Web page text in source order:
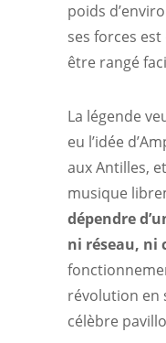
poids
ses forces est
être rangé
La légende
eu l’idée
aux Antilles,
musique
dépendre
ni réseau, ni
révolution en
célèbre